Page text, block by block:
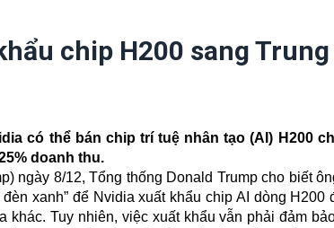
chip H200 sang Trung
có thể bán chip trí tuệ nhân tạo (AI) H200
doanh thu.
ngày 8/12, Tổng thống Donald Trump cho biết
xanh” để Nvidia xuất khẩu chip AI dòng H200
Tuy nhiên, việc xuất khẩu vẫn phải đảm